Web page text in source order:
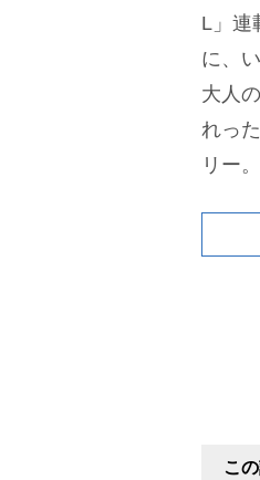
L」連
に、
大人
れっ
リー。
こ